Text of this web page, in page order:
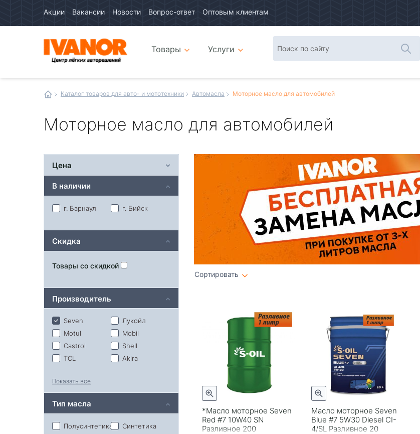
Акции Вакансии Новости Вопрос-ответ Оптовым клиентам
интернетТовары
Услуги
Каталог товаров для авто- и мототехники Автомасла Моторное масло для автомобилей
Моторное масло для автомобилей
Сортировать
*Масло моторное Seven
Red #7 10W40 SN
Разливное 200
Масло моторное Seven
Blue #7 5W30 Diesel CI-
4/SL Разливное 20
Цена
В наличии
г. Барнаул г. Бийск
Скидка
Товары со скидкой
Производитель
Seven
Лукойл
Motul
Mobil
Castrol
Shell
TCL
Akira
GM
Hyundai
Idemitsu
Kixx
Показать все
Тип масла
Полусинтетика Синтетика